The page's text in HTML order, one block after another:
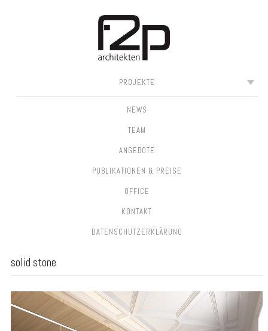
MAIN MENUPROJEKTE
NEWS
TEAM
ANGEBOTE
PUBLIKATIONEN & PREISE
OFFICE
KONTAKT
DATEN­SCHUTZ­ERKLÄRUNG
solid stone